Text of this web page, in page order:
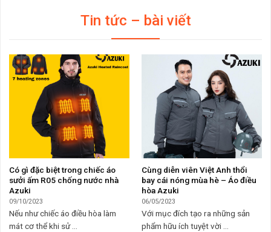
Tin tức – bài viết
Có gì đặc biệt trong chiếc áo
sưởi ấm R05 chống nước nhà
Azuki
09/10/2023
Nếu như chiếc áo điều hòa làm
mát cơ thể khi sử ...
Cùng diễn viên Việt Anh thổi
bay cái nóng mùa hè – Áo điều
hòa Azuki
06/05/2023
Với mục đích tạo ra những sản
phẩm hữu ích tuyệt vời ...